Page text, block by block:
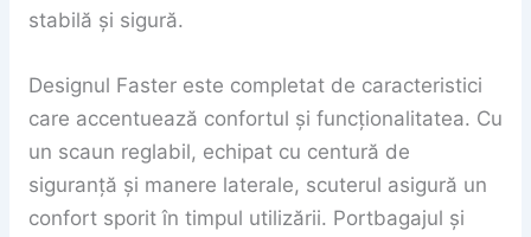
stabilă și sigură.
Designul Faster este completat de caracteristici
care accentuează confortul și funcționalitatea. Cu
un scaun reglabil, echipat cu centură de
siguranță și manere laterale, scuterul asigură un
confort sporit în timpul utilizării. Portbagajul și